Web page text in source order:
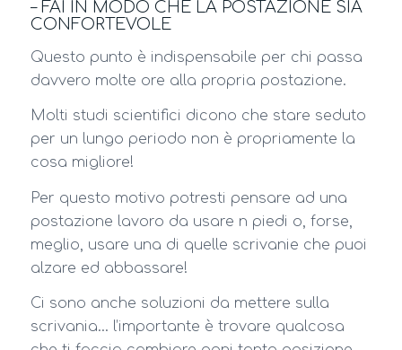
– FAI IN MODO CHE LA POSTAZIONE SIA
CONFORTEVOLE
Questo punto è indispensabile per chi passa
davvero molte ore alla propria postazione.
Molti studi scientifici dicono che stare seduto
per un lungo periodo non è propriamente la
cosa migliore!
Per questo motivo potresti pensare ad una
postazione lavoro da usare n piedi o, forse,
meglio, usare una di quelle scrivanie che puoi
alzare ed abbassare!
Ci sono anche soluzioni da mettere sulla
scrivania… l’importante è trovare qualcosa